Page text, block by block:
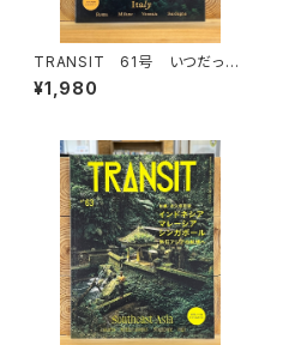
TRANSIT 61号 いつだって
イタリアが好き！
¥1,980